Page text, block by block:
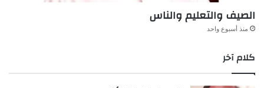
الصيف والتعليم والناس
منذ أسبوع واحد
كلام آخر